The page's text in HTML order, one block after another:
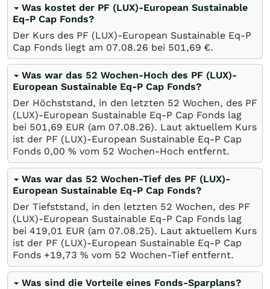
Was kostet der PF (LUX)-European Sustainable
Eq-P Cap Fonds?
Der Kurs des PF (LUX)-European Sustainable Eq-P
Cap Fonds liegt am 07.08.26 bei 501,69 €.
Was war das 52 Wochen-Hoch des PF (LUX)-
European Sustainable Eq-P Cap Fonds?
Der Höchststand, in den letzten 52 Wochen, des PF
(LUX)-European Sustainable Eq-P Cap Fonds lag
bei 501,69 EUR (am 07.08.26). Laut aktuellem Kurs
ist der PF (LUX)-European Sustainable Eq-P Cap
Fonds 0,00 % vom 52 Wochen-Hoch entfernt.
Was war das 52 Wochen-Tief des PF (LUX)-
European Sustainable Eq-P Cap Fonds?
Der Tiefststand, in den letzten 52 Wochen, des PF
(LUX)-European Sustainable Eq-P Cap Fonds lag
bei 419,01 EUR (am 07.08.25). Laut aktuellem Kurs
ist der PF (LUX)-European Sustainable Eq-P Cap
Fonds +19,73 % vom 52 Wochen-Tief entfernt.
Was sind die Vorteile eines Fonds-Sparplans?